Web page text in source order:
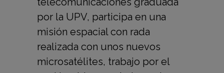
por la UPV, participa en una
misión espacial con rada
realizada con unos nuevos
microsatélites, trabajo por el